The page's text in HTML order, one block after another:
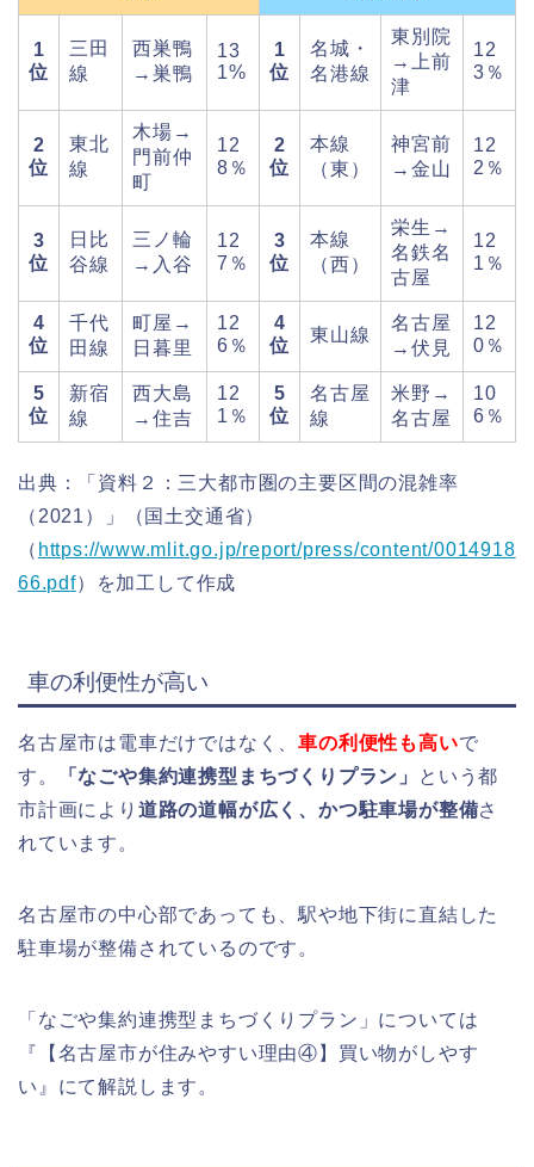
1
位
三田
線
西巣鴨
→巣鴨
13
1%
1
位
名城・
名港線
東別院
→上前
津
12
3％
2
位
東北
線
木場→
門前仲
町
12
8％
2
位
本線
（東）
神宮前
→金山
12
2％
3
位
日比
谷線
三ノ輪
→入谷
12
7％
3
位
本線
（西）
栄生→
名鉄名
古屋
12
1％
4
位
千代
田線
町屋→
日暮里
12
6％
4
位
東山線
名古屋
→伏見
12
0％
5
位
新宿
線
西大島
→住吉
12
1％
5
位
名古屋
線
米野→
名古屋
10
6％
出典：「資料２：三大都市圏の主要区間の混雑率
（2021）」（国土交通省）
（ https://www.mlit.go.jp/report/press/content/0014918
66.pdf）を加工して作成
車の利便性が高い
名古屋市は電車だけではなく、車の利便性も高いで
す。
「なごや集約連携型まちづくりプラン」
という都
市計画により 道路の道幅が広く、かつ駐車場が整備さ
れています。
名古屋市の中心部であっても、駅や地下街に直結した
駐車場が整備されているのです。
「なごや集約連携型まちづくりプラン」については
『【名古屋市が住みやすい理由④】買い物がしやす
い 』にて解説します。